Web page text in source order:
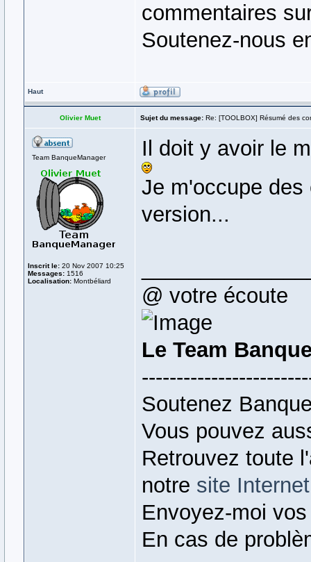
commentaires
Soutenez-nous
Haut
Olivier Muet Sujet du message: Re: [TOOLBOX] Résumé des
Team BanqueManager
Inscrit le: 20 Nov 2007 10:25
Messages: 1516
Localisation: Montbéliard
Il doit y avoir le
Je m'occupe
version...
@ votre écoute
Le Team
Soutenez
Vous pouvez
Retrouvez toute
notre site Internet
Envoyez-moi
En cas de